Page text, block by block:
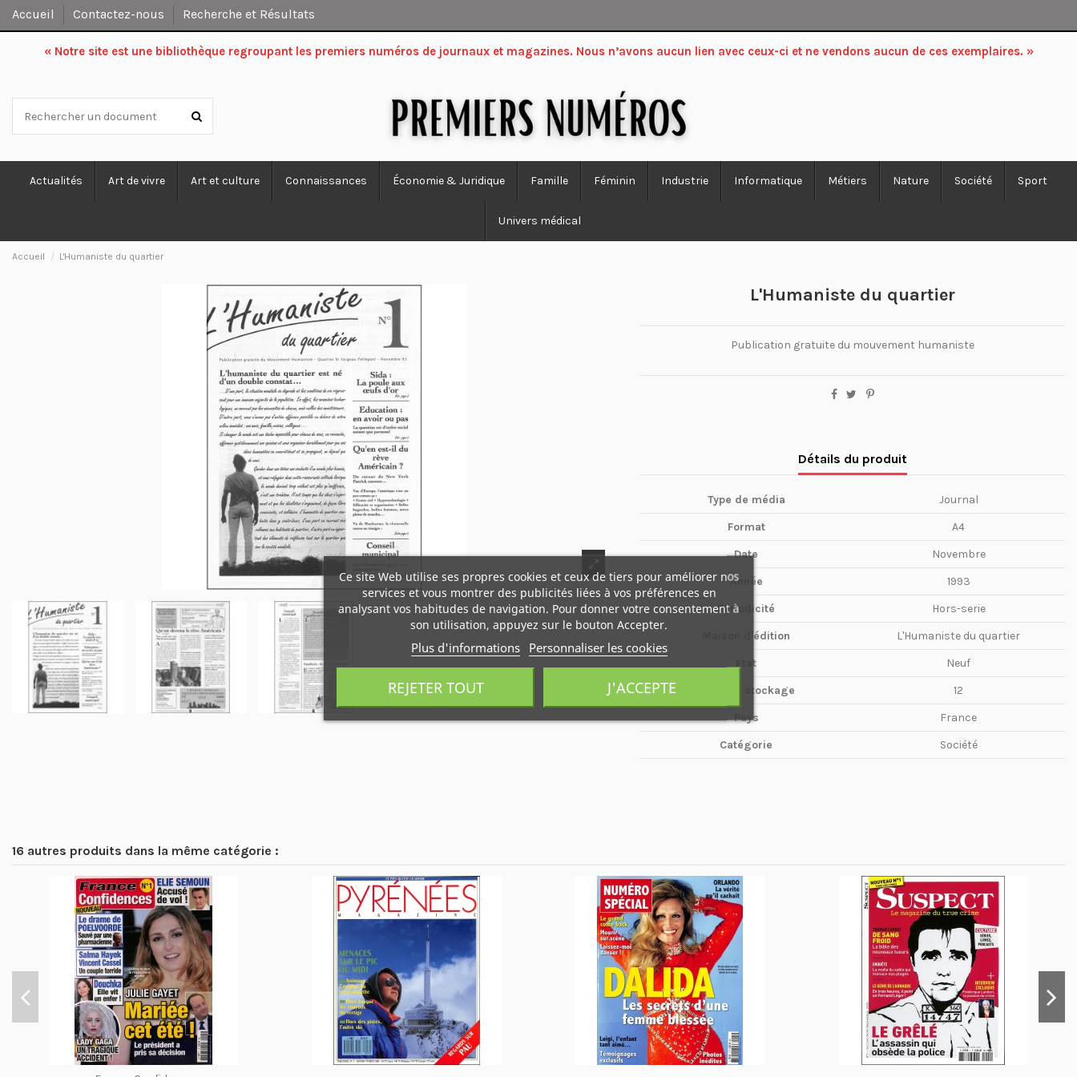
Accueil Contactez-nous Recherche et Résultats
« Notre site est une bibliothèque regroupant les premiers numéros de journaux et magazines. Nous n’avons aucun lien avec ceux-ci et ne vendons aucun de ces exemplaires. »
Actualités Art de vivre Art et culture Connaissances Économie & Juridique Famille Féminin Industrie Informatique Métiers Nature Société Sport
Univers médical
Accueil L'Humaniste du quartier
L'Humaniste du quartier
Publication gratuite du mouvement humaniste
Détails du produit
Type de média
Journal
Format
A4
Date
Novembre
Année
1993
Périodicité
Hors-serie
Maison d'édition
L'Humaniste du quartier
Etat
Neuf
Boîte de stockage
12
Pays
France
Catégorie
Société
16 autres produits dans la même catégorie :
Ce site Web utilise ses propres cookies et ceux de tiers pour améliorer nos
services et vous montrer des publicités liées à vos préférences en
analysant vos habitudes de navigation. Pour donner votre consentement à
son utilisation, appuyez sur le bouton Accepter.
Plus d'informations Personnaliser les cookies
REJETER TOUT J'ACCEPTE